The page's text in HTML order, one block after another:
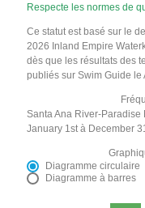
Respecte les normes de
Ce statut est basé sur le
2026 Inland Empire
dès que les résultats des
publiés sur Swim Guide le
Santa Ana River-
January 1st à December
Diagramme circulaire
Diagramme à barres